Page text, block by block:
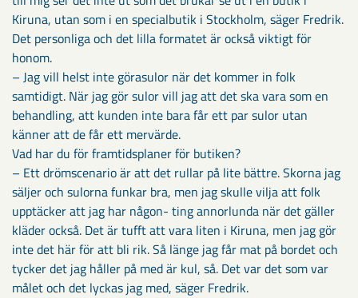
Kiruna, utan som i en specialbutik i Stockholm, säger Fredrik.
Det personliga och det lilla formatet är också viktigt för
honom.
– Jag vill helst inte görasulor när det kommer in folk
samtidigt. När jag gör sulor vill jag att det ska vara som en
behandling, att kunden inte bara får ett par sulor utan
känner att de får ett mervärde.
Vad har du för framtidsplaner för butiken?
– Ett drömscenario är att det rullar på lite bättre. Skorna jag
säljer och sulorna funkar bra, men jag skulle vilja att folk
upptäcker att jag har någon- ting annorlunda när det gäller
kläder också. Det är tufft att vara liten i Kiruna, men jag gör
inte det här för att bli rik. Så länge jag får mat på bordet och
tycker det jag håller på med är kul, så. Det var det som var
målet och det lyckas jag med, säger Fredrik.